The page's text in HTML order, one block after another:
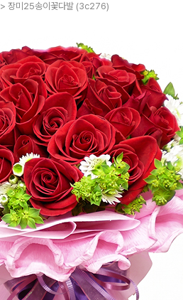
> 장미25송이꽃다발 (3c276)